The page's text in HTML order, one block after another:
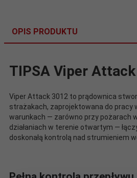
OPIS PRODUKTU
TIPSA Viper
Viper Attack 3012 to prądownica
strażakach, zaprojektowana do pracy
warunkach — zarówno przy pożarach
działaniach w terenie otwartym —
doskonałą kontrolą nad strumieniem